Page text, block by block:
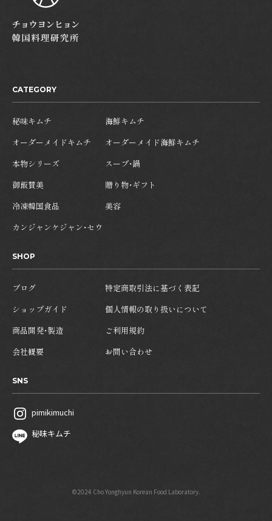
CATEGORY
秘味キムチ
オーダーメイドキムチ
本物シリーズ
御飯賛美
冷凍韓国食品
カンジャンケジャン・セウ
海鮮キムチ
オーダーメイド海鮮キムチ
スープ・鍋
贈り物・ギフト
美容
SHOP
ブログ
ショップガイド
商品開発・製造
会社概要
特定商取引法に基づく表記
個人情報の取り扱いについて
ご利用規約
お問い合わせ
SNS
pimikimuchi
秘味キムチ
©︎2024 Cho Yonghyun Korean Food Laboratory.